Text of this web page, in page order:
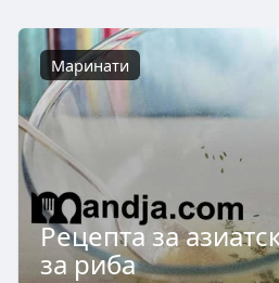
Маринати
Рецепта за
за риба